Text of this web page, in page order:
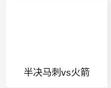
半决马刺vs火箭